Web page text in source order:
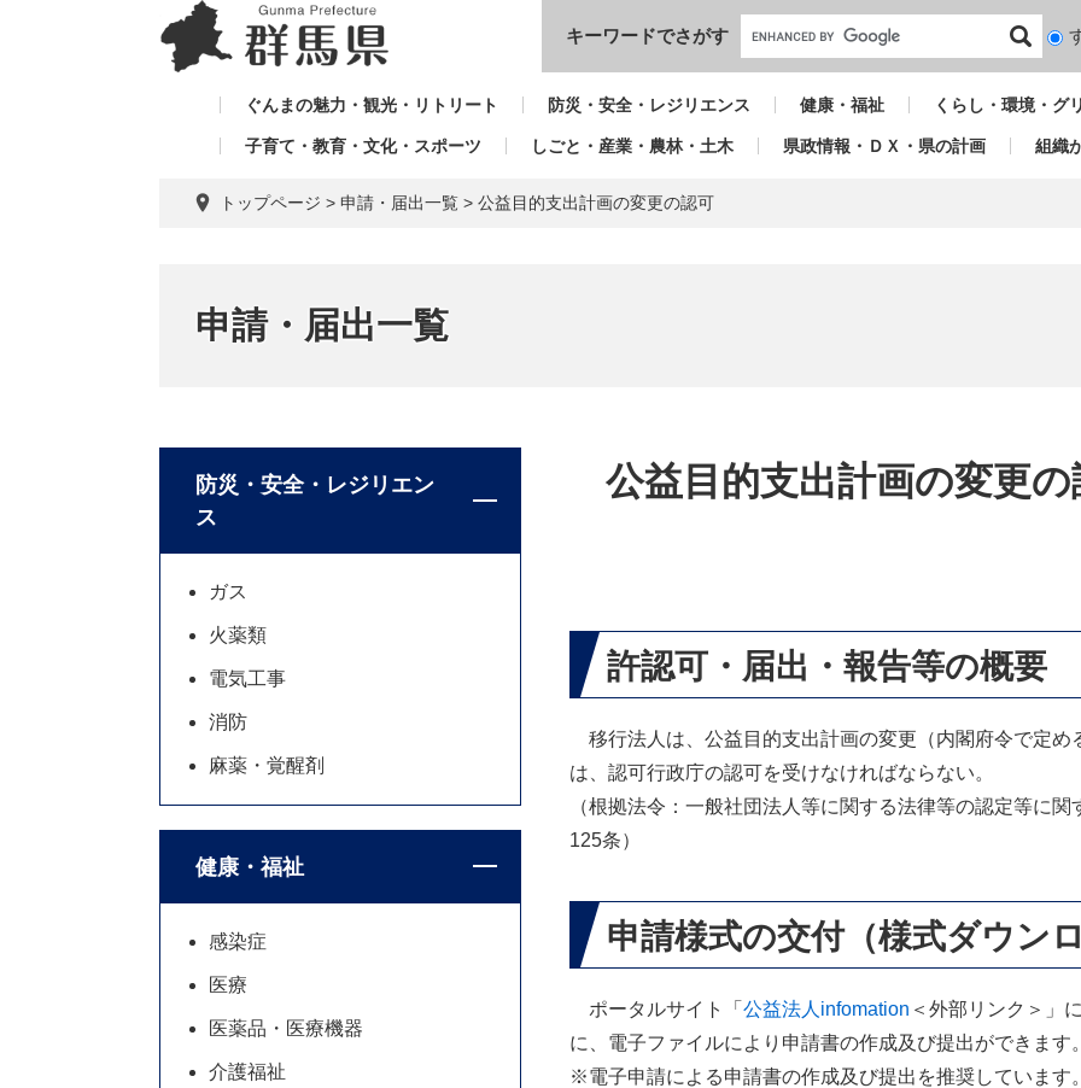
本文へ
キーワードでさがす
検
対
ぐんまの魅力・観光・リトリート 防災・安全・レジリエンス 健康・福祉 くらし・環境・グ
子育て・教育・文化・スポーツ しごと・産業・農林・土木 県政情報・ＤＸ・県の計画 組織
トップページ > 申請・届出一覧 > 公益目的支出計画の変更の認可
申請・届出一覧
公益目的支出計画の変更の
許認可・届出・報告等の概要
移行法人は、公益目的支出計画の変更（内閣府令で定め
は、認可行政庁の認可を受けなければならない。
（根拠法令：一般社団法人等に関する法律等の認定等に
125条）
申請様式の交付（様式ダウン
ポータルサイト「 公益法人infomation ＜外部リンク＞ 」
に、電子ファイルにより申請書の作成及び提出ができます
※電子申請による申請書の作成及び提出を推奨しています
防災・安全・レジリエン
ス
ガス
火薬類
電気工事
消防
麻薬・覚醒剤
健康・福祉
感染症
医療
医薬品・医療機器
介護福祉